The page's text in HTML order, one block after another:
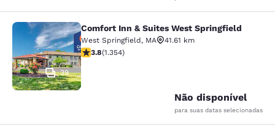
Comfort Inn & Suites West
39
Comfort Inn & Suites West Springfield
West Springfield, MA
41.61 km
classificação 3.75 estrelas. Bom. 1354 avaliações
3.8(1.354)
Não disponível
para suas datas selecionadas